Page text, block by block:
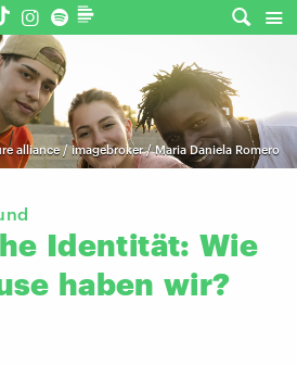
alliance / imagebroker / Maria Daniela Romero
Identität: Wie
haben wir?